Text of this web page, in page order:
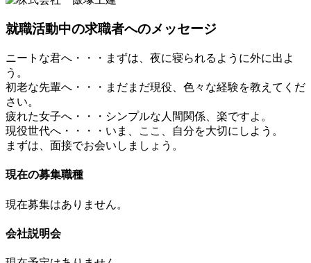
就職活動中の求職者へのメッセージ
ニートな君へ・・・まずは、夜に寝られるように外に出よ
う。
初老な先輩へ・・・まだまだ現役、色々な経験を教えてくだ
さい。
疲れた女子へ・・・シンプルな人間関係、楽ですよ。
現役世代へ・・・・いま、ここ、自分を大切にしよう。
まずは、面接でお会いしましょう。
現在の募集職種
現在募集はありません。
会社説明会